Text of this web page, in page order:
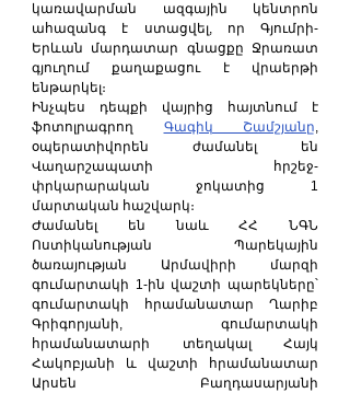
կառավարման ազգային կենտրոն
ահազանգ է ստացվել, որ Գյումրի-
Երևան մարդատար գնացքը Ջրառատ
գյուղում քաղաքացու է վրաերթի
ենթարկել։
Ինչպես դեպքի վայրից հայտնում է
ֆոտոլրագրող Գագիկ Շամշյանը,
օպերատիվորեն ժամանել են
Վաղարշապատի հրշեջ-
փրկարարական ջոկատից 1
մարտական հաշվարկ։
Ժամանել են նաև ՀՀ ՆԳՆ
Ոստիկանության Պարեկային
ծառայության Արմավիրի մարզի
գումարտակի 1-ին վաշտի պարեկները՝
գումարտակի հրամանատար Ղարիբ
Գրիգորյանի, գումարտակի
հրամանատարի տեղակալ Հայկ
Հակոբյանի և վաշտի հրամանատար
Արսեն Բաղդասարյանի